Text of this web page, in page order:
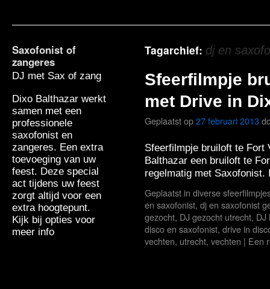
Saxofonist of
zangeres
DJ met Sax of zang
Dixo Balthazar werkt
samen met een
professionele
saxofonist en
zangeres. Een extra
toevoeging van uw
feest. Deze special
act tijdens uw feest
zorgt altijd voor een
extra hoogtepunt.
Kijk bij opties voor
meer info
Tagarchief: dj en
Sfeerfilmpje
met Drive in
Geplaatst op27 februari 2013
Sfeerfilmpje bruiloft te Fort
Balthazar een bruiloft te
regelmatig met Saxofonist.
Geplaatst in diverse
en saxofonist, dj en saxofonist
gezocht, DJ gezocht utrecht, DJ
disco en saxofonist, drive in
vechten, utrecht, vechten | Een